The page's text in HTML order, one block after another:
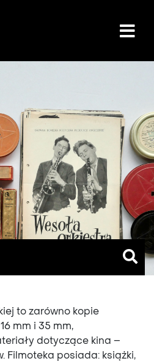
to zarówno kopie
mm i 35 mm,
dotyczące kina –
Filmoteka posiada: książki,